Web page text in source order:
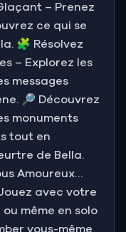
– Prenez
ce qui se
🧩 Résolvez
– Explorez les
messages
🔎 Découvrez
monuments
tout en
de Bella.
Amoureux…
avec votre
même en solo
vous-même